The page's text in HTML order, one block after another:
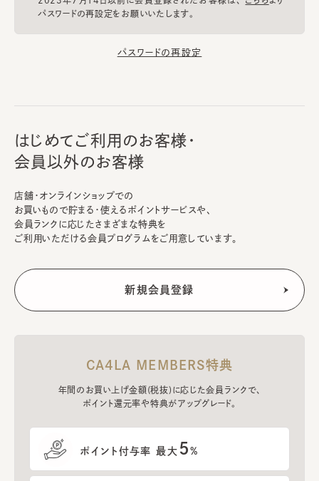
パスワードの再設定をお願いいたします。
パスワードの再設定
はじめてご利用のお客様・
会員以外のお客様
店舗・オンラインショップでの
お買いもので貯まる・使えるポイントサービスや、
会員ランクに応じたさまざまな特典を
ご利用いただける会員プログラムをご用意しています。
CA4LA MEMBERS特典
年間のお買い上げ金額(税抜)に応じた会員ランクで、
ポイント還元率や特典がアップグレード。
ポイント付与率 最大 5%